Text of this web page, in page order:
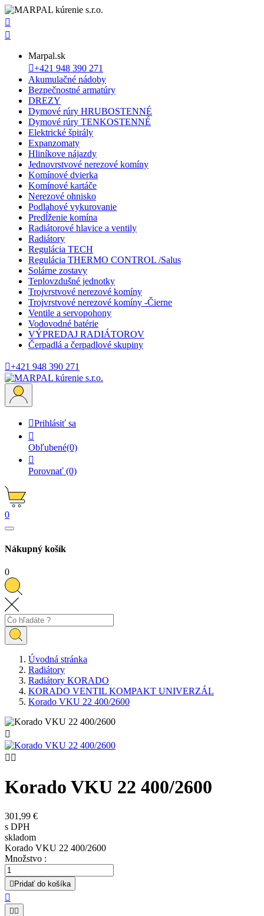


Marpal.sk
+421 948 390 271
Akumulačné nádoby
Bezpečnostné armatúry
DREZY
Dymové rúry HRUBOSTENNÉ
Dymové rúry TENKOSTENNÉ
Elektrické špirály
Expanzomaty
Hliníkove nájazdy
Jednovrstvové nerezové komíny
Komínové dvierka
Komínové kartáče
Nerezové ohnisko
Podlahové vykurovanie
Predĺženie komína
Radiátorové hlavice a ventily
Radiátory
Regulácia TECH
Regulácia THERMO CONTROL /Salus
Solárne zostavy
Teplovzdušné jednotky
Trojvrstvové nerezové komíny
Trojvrstvové nerezové komíny -Čierne
Ventile a servopohony
Vodovodné batérie
VÝPREDAJ RADIÁTOROV
Čerpadlá a čerpadlové skupiny
+421 948 390 271
Prihlásiť sa

Obľubené(0)

Porovnať (0)
0
Nákupný košík
0
Úvodná stránka
Radiátory
Radiátory KORADO
KORADO VENTIL KOMPAKT UNIVERZÁL
Korado VKU 22 400/2600

 
Korado VKU 22 400/2600
301,99 €
s DPH
skladom
Korado VKU 22 400/2600
Množstvo :
 Pridať do košíka

 